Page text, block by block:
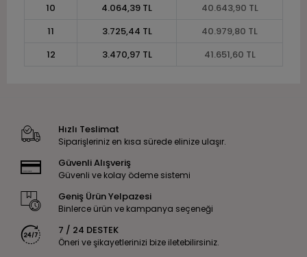
10
4.064,39 TL
40.643,90 TL
11
3.725,44 TL
40.979,80 TL
12
3.470,97 TL 41.651,60 TL
Hızlı Teslimat
Siparişleriniz en kısa sürede elinize ulaşır.
Güvenli Alışveriş
Güvenli ve kolay ödeme sistemi
Geniş Ürün Yelpazesi
Binlerce ürün ve kampanya seçeneği
7 / 24 DESTEK
Öneri ve şikayetlerinizi bize iletebilirsiniz.